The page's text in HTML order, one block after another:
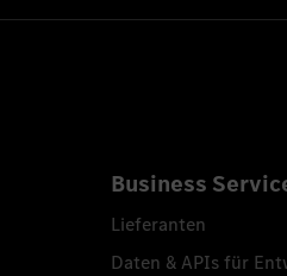
Business
Lieferanten
Daten & APIs für